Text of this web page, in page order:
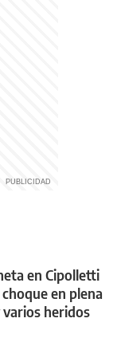
en Cipolletti
en plena
varios heridos